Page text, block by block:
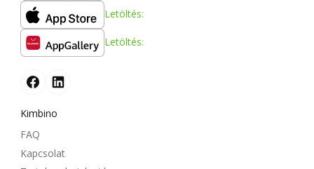
Letöltés:
Letöltés:
Kimbino
FAQ
Kapcsolat